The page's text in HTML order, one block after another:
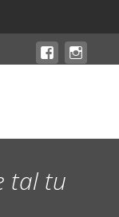
tal tu